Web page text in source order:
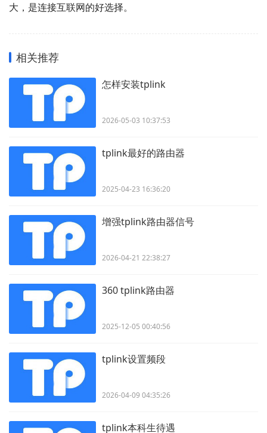
大，是连接互联网的好选择。
相关推荐
怎样安装tplink
2026-05-03 10:37:53
tplink最好的路由器
2025-04-23 16:36:20
增强tplink路由器信号
2026-04-21 22:38:27
360 tplink路由器
2025-12-05 00:40:56
tplink设置频段
2026-04-09 04:35:26
tplink本科生待遇